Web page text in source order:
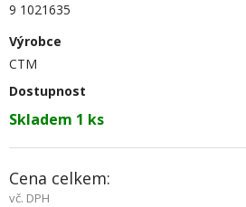
9 1021635
Výrobce
CTM
Dostupnost
Skladem 1 ks
Cena celkem:
vč. DPH